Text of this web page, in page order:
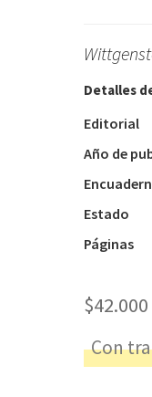
Detalles
Editorial
Año de
Estado
Páginas
$42.000
Con